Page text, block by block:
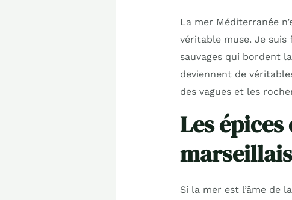
La mer Méditerranée
véritable muse. Je suis
sauvages qui bordent
deviennent de
des vagues et les
Les
Si la mer est l’âme de